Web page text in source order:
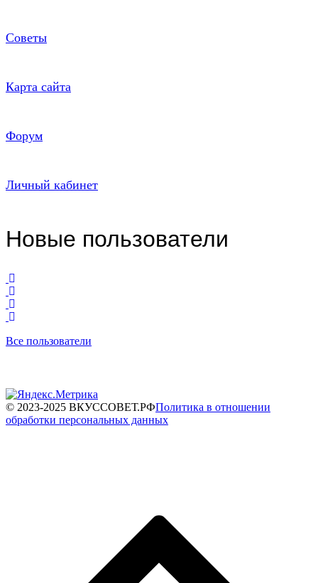
Советы
Карта сайта
Форум
Личный кабинет
Новые пользователи
Все пользователи
© 2023-2025 ВКУССОВЕТ.РФПолитика в отношении
обработки персональных данных